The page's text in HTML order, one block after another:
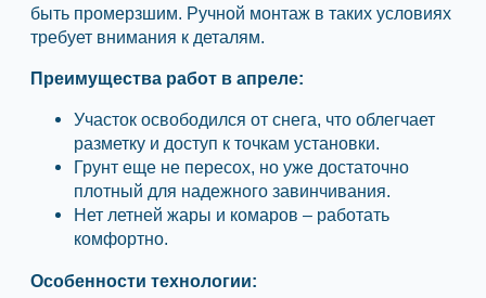
быть промерзшим. Ручной монтаж в таких условиях
требует внимания к деталям.
Преимущества работ в апреле:
Участок освободился от снега, что облегчает
разметку и доступ к точкам установки.
Грунт еще не пересох, но уже достаточно
плотный для надежного завинчивания.
Нет летней жары и комаров – работать
комфортно.
Особенности технологии: